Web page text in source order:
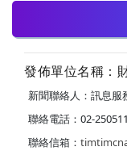
發佈單位名稱：
新聞聯絡人：訊息服
聯絡電話：02-
聯絡信箱：